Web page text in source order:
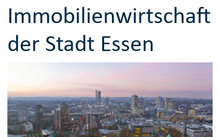
Immobilienwirtschaft
der Stadt Essen